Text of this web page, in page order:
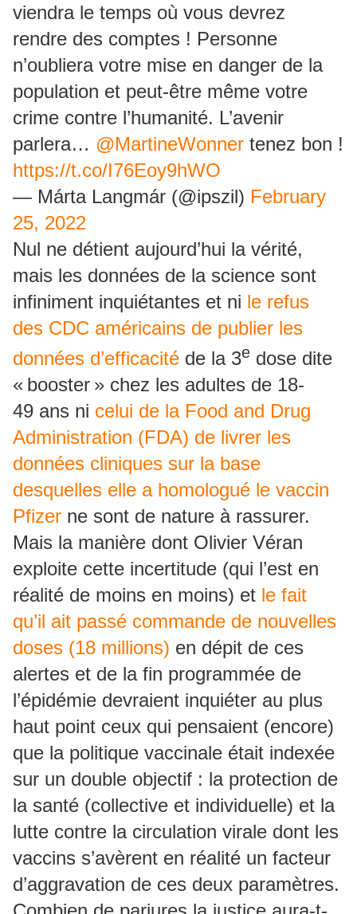
viendra le temps où vous devrez
rendre des comptes ! Personne
n’oubliera votre mise en danger de la
population et peut-être même votre
crime contre l’humanité. L’avenir
parlera… @MartineWonner tenez bon !
https://t.co/I76Eoy9hWO
— Márta Langmár (@ipszil) February
25, 2022
Nul ne détient aujourd’hui la vérité,
mais les données de la science sont
infiniment inquiétantes et ni le refus
des CDC américains de publier les
données d’efficacité de la 3e dose dite
« booster » chez les adultes de 18-
49 ans ni celui de la Food and Drug
Administration (FDA) de livrer les
données cliniques sur la base
desquelles elle a homologué le vaccin
Pfizer ne sont de nature à rassurer.
Mais la manière dont Olivier Véran
exploite cette incertitude (qui l’est en
réalité de moins en moins) et le fait
qu’il ait passé commande de nouvelles
doses (18 millions) en dépit de ces
alertes et de la fin programmée de
l’épidémie devraient inquiéter au plus
haut point ceux qui pensaient (encore)
que la politique vaccinale était indexée
sur un double objectif : la protection de
la santé (collective et individuelle) et la
lutte contre la circulation virale dont les
vaccins s’avèrent en réalité un facteur
d’aggravation de ces deux paramètres.